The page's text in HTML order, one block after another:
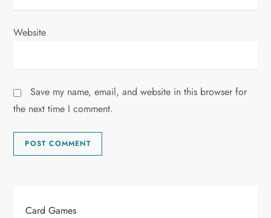
Website
Save my name, email, and website in this browser for
the next time I comment.
Card Games